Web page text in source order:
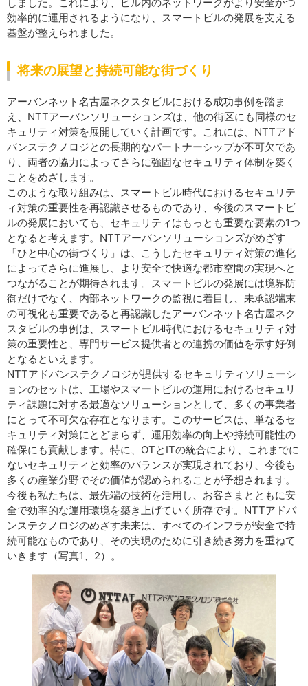
効率的に運用されるようになり、スマートビルの発展を支える
基盤が整えられました。
将来の展望と持続可能な街づくり
アーバンネット名古屋ネクスタビルにおける成功事例を踏ま
え、NTTアーバンソリューションズは、他の街区にも同様のセ
キュリティ対策を展開していく計画です。これには、NTTアド
バンステクノロジとの長期的なパートナーシップが不可欠であ
り、両者の協力によってさらに強固なセキュリティ体制を築く
ことをめざします。
このような取り組みは、スマートビル時代におけるセキュリテ
ィ対策の重要性を再認識させるものであり、今後のスマートビ
ルの発展においても、セキュリティはもっとも重要な要素の1つ
となると考えます。NTTアーバンソリューションズがめざす
「ひと中心の街づくり」は、こうしたセキュリティ対策の進化
によってさらに進展し、より安全で快適な都市空間の実現へと
つながることが期待されます。スマートビルの発展には境界防
御だけでなく、内部ネットワークの監視に着目し、未承認端末
の可視化も重要であると再認識したアーバンネット名古屋ネク
スタビルの事例は、スマートビル時代におけるセキュリティ対
策の重要性と、専門サービス提供者との連携の価値を示す好例
となるといえます。
NTTアドバンステクノロジが提供するセキュリティソリューシ
ョンのセットは、工場やスマートビルの運用におけるセキュリ
ティ課題に対する最適なソリューションとして、多くの事業者
にとって不可欠な存在となります。このサービスは、単なるセ
キュリティ対策にとどまらず、運用効率の向上や持続可能性の
確保にも貢献します。特に、OTとITの統合により、これまでに
ないセキュリティと効率のバランスが実現されており、今後も
多くの産業分野でその価値が認められることが予想されます。
今後も私たちは、最先端の技術を活用し、お客さまとともに安
全で効率的な運用環境を築き上げていく所存です。NTTアドバ
ンステクノロジのめざす未来は、すべてのインフラが安全で持
続可能なものであり、その実現のために引き続き努力を重ねて
いきます（写真1、2）。